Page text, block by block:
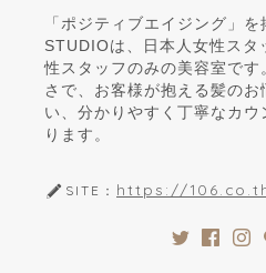
「ポジティブエイジング」
STUDIOは、日本人女性スタ
性スタッフのみの美容室で
さで、お客様が抱える髪の
い、分かりやすく丁寧なカ
ります。
SITE： https://